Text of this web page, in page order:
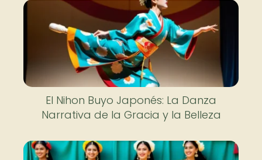
El Nihon Buyo Japonés: La Danza
Narrativa de la Gracia y la Belleza